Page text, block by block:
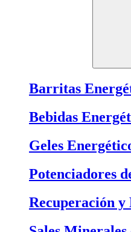
Barritas
Bebidas
Geles
Potenciadores
Recuperación y